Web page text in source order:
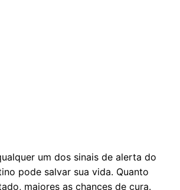
um dos sinais de alerta do
pode salvar sua vida. Quanto
maiores as chances de cura.